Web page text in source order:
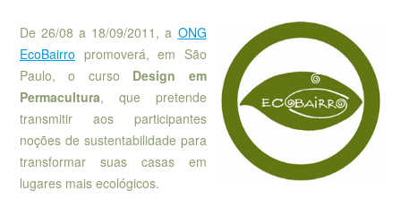
De 26/08 a 18/09/2011, a ONG
EcoBairro promoverá, em São
Paulo, o curso Design em
Permacultura, que pretende
transmitir aos participantes
noções de sustentabilidade para
transformar suas casas em
lugares mais ecológicos.